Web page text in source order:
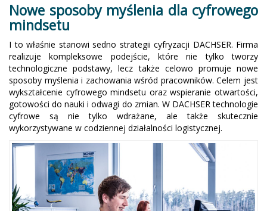
Nowe sposoby myślenia dla cyfrowego
mindsetu
I to właśnie stanowi sedno strategii cyfryzacji DACHSER. Firma
realizuje kompleksowe podejście, które nie tylko tworzy
technologiczne podstawy, lecz także celowo promuje nowe
sposoby myślenia i zachowania wśród pracowników. Celem jest
wykształcenie cyfrowego mindsetu oraz wspieranie otwartości,
gotowości do nauki i odwagi do zmian. W DACHSER technologie
cyfrowe są nie tylko wdrażane, ale także skutecznie
wykorzystywane w codziennej działalności logistycznej.